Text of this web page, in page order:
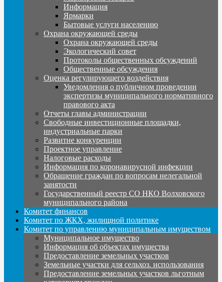
Информация
Ярмарки
Бытовые услуги населению
Охрана окружающей среды
Охрана окружающей среды
Экологический совет
Протоколы общественных обсуждений
Общественные обсуждения
Оценка регулирующего воздействия
Уведомления о публичном проведении
экспертизы муниципального нормативного
правового акта
Отчеты главы администрации
Свободные инвестиционные площадки,
индустриальные парки
Развитие конкуренции
Проектное управление
Налоговые расходы
Информация по коронавирусной инфекции
Обращение граждан по вопросам нелегальной
занятости
Государственный реестр СО НКО Волховского
муниципального района
Комитет финансов
Комитет по ЖКХ, жилищной политике
Комитет по управлению муниципальным имуществом
Муниципальное имущество
Информация об объектах имущества
Предоставление земельных участков
Земельные участки для сельхоз. использования
Предоставление земельных участков льготным